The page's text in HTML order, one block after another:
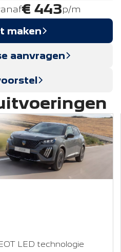
€ 443p/m
maken
aanvragen
LED technologie